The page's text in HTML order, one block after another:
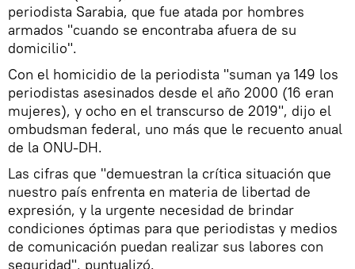
periodista Sarabia, que fue atada por hombres
armados "cuando se encontraba afuera de su
domicilio".
Con el homicidio de la periodista "suman ya 149 los
periodistas asesinados desde el año 2000 (16 eran
mujeres), y ocho en el transcurso de 2019", dijo el
ombudsman federal, uno más que le recuento anual
de la ONU-DH.
Las cifras que "demuestran la crítica situación que
nuestro país enfrenta en materia de libertad de
expresión, y la urgente necesidad de brindar
condiciones óptimas para que periodistas y medios
de comunicación puedan realizar sus labores con
seguridad", puntualizó.